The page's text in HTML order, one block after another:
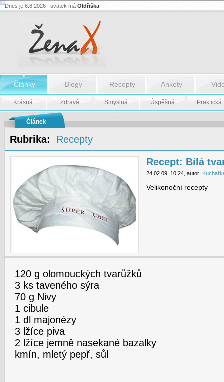
Recept:
tvarůžková
pomazánka
pomazánka
Dnes je 6.8.2026 | svátek má Oldřiška
Články Blogy Recepty Ankety
Krásná Zdravá Smyslná Úspěšná Praktická
Článek
Rubrika: Recepty
Recept: Bílá
24.02.09, 10:24, autor:
Velikonoční recepty
120 g olomouckých tvarůžků
3 ks taveného sýra
70 g Nivy
1 cibule
1 dl majonézy
3 lžíce piva
2 lžíce jemně nasekané bazalky
kmín, mletý pepř, sůl